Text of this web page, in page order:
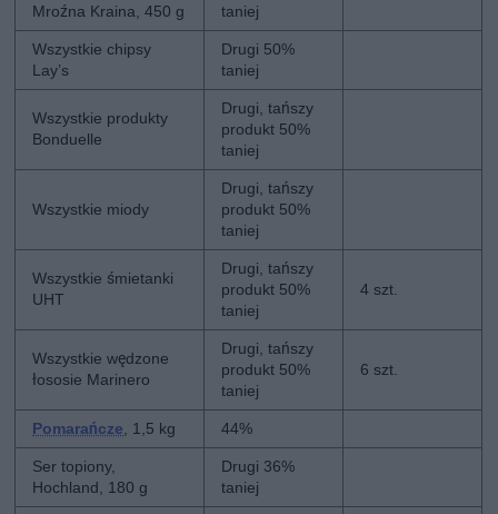
Mroźna Kraina, 450 g
taniej
Wszystkie chipsy
Lay’s
Drugi 50%
taniej
Wszystkie produkty
Bonduelle
Drugi, tańszy
produkt 50%
taniej
Wszystkie miody
Drugi, tańszy
produkt 50%
taniej
Wszystkie śmietanki
UHT
Drugi, tańszy
produkt 50%
taniej
4 szt.
Wszystkie wędzone
łososie Marinero
Drugi, tańszy
produkt 50%
taniej
6 szt.
Pomarańcze , 1,5 kg 44%
Ser topiony,
Hochland, 180 g
Drugi 36%
taniej